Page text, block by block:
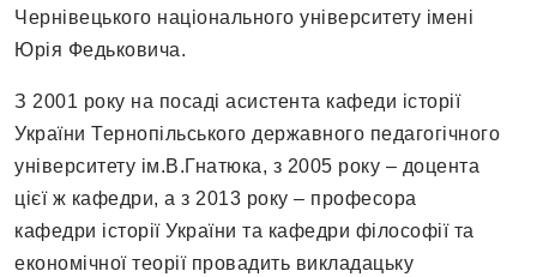
Чернівецького національного університету імені
Юрія Федьковича.
З 2001 року на посаді асистента кафеди історії
України Тернопільського державного педагогічного
університету ім.В.Гнатюка, з 2005 року – доцента
цієї ж кафедри, а з 2013 року – професора
кафедри історії України та кафедри філософії та
економічної теорії провадить викладацьку